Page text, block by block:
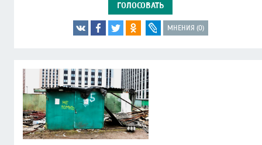
ГОЛОСОВАТЬ
МНЕНИЯ (0)